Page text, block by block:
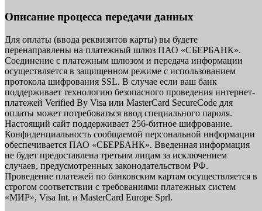
Описание процесса передачи данных
Для оплаты (ввода реквизитов карты) вы будете
перенаправлены на платежный шлюз ПАО «СБЕРБАНК».
Соединение с платежным шлюзом и передача информации
осуществляется в защищенном режиме с использованием
протокола шифрования SSL. В случае если ваш банк
поддерживает технологию безопасного проведения интернет-
платежей Verified By Visa или MasterCard SecureCode для
оплаты может потребоваться ввод специального пароля.
Настоящий сайт поддерживает 256-битное шифрование.
Конфиденциальность сообщаемой персональной информации
обеспечивается ПАО «СБЕРБАНК». Введенная информация
не будет предоставлена третьим лицам за исключением
случаев, предусмотренных законодательством РФ.
Проведение платежей по банковским картам осуществляется в
строгом соответствии с требованиями платежных систем
«МИР», Visa Int. и MasterCard Europe Sprl.